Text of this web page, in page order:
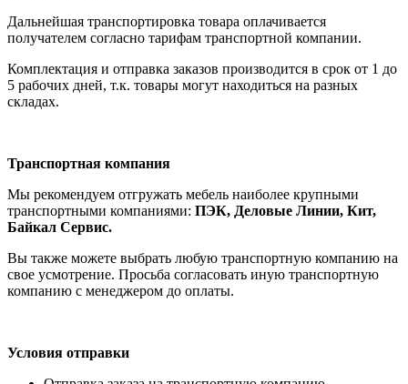
Дальнейшая транспортировка товара оплачивается
получателем согласно тарифам транспортной компании.
Комплектация и отправка заказов производится в срок от 1 до
5 рабочих дней, т.к. товары могут находиться на разных
складах.
Транспортная компания
Мы рекомендуем отгружать мебель наиболее крупными
транспортными компаниями: ПЭК, Деловые Линии, Кит,
Байкал Сервис.
Вы также можете выбрать любую транспортную компанию на
свое усмотрение. Просьба согласовать иную транспортную
компанию с менеджером до оплаты.
Условия отправки